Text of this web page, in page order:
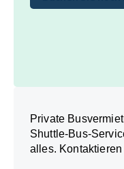
Buchen Sie
Private
Shuttle-Bus-
alles.